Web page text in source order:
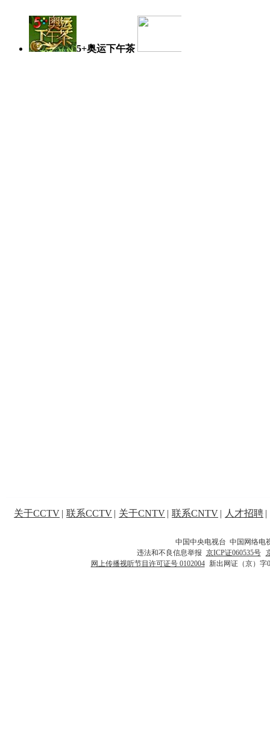
5+奥运下午茶
关于CCTV | 联系CCTV | 关于CNTV | 联系CNTV | 人才招聘 |
中国中央电视台 中国网络电
违法和不良信息举报 京ICP证060535号
网上传播视听节目许可证号 0102004 新出网证（京）